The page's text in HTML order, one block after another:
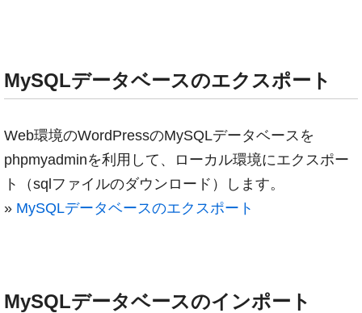
MySQLデータベースのエクスポート
Web環境のWordPressのMySQLデータベースを
phpmyadminを利用して、ローカル環境にエクスポー
ト（sqlファイルのダウンロード）します。
» MySQLデータベースのエクスポート
MySQLデータベースのインポート